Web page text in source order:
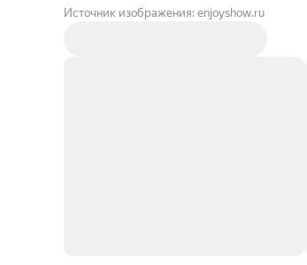
Источник изображения: enjoyshow.ru